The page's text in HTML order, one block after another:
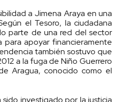
a Jimena Araya en una
el Tesoro, la ciudadana
parte de una red del sector
apoyar financieramente
también sostuvo que
a la fuga de Niño Guerrero
Aragua, conocido como el
investigado por la justicia